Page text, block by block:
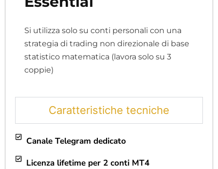
Si utilizza solo su conti personali con una
strategia di trading non direzionale di base
statistico matematica (lavora solo su 3
coppie)
Caratteristiche tecniche
Canale Telegram dedicato
Licenza lifetime per 2 conti MT4